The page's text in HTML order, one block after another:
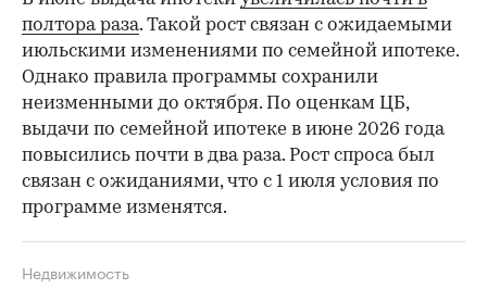
полтора раза. Такой рост связан с ожидаемыми
июльскими изменениями по семейной ипотеке.
Однако правила программы сохранили
неизменными до октября. По оценкам ЦБ,
выдачи по семейной ипотеке в июне 2026 года
повысились почти в два раза. Рост спроса был
связан с ожиданиями, что с 1 июля условия по
программе изменятся.
Недвижимость